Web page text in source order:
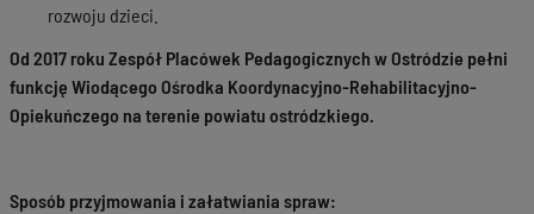
rozwoju dzieci.
Od 2017 roku Zespół Placówek Pedagogicznych w Ostródzie pełni
funkcję Wiodącego Ośrodka Koordynacyjno-Rehabilitacyjno-
Opiekuńczego na terenie powiatu ostródzkiego.
Sposób przyjmowania i załatwiania spraw: